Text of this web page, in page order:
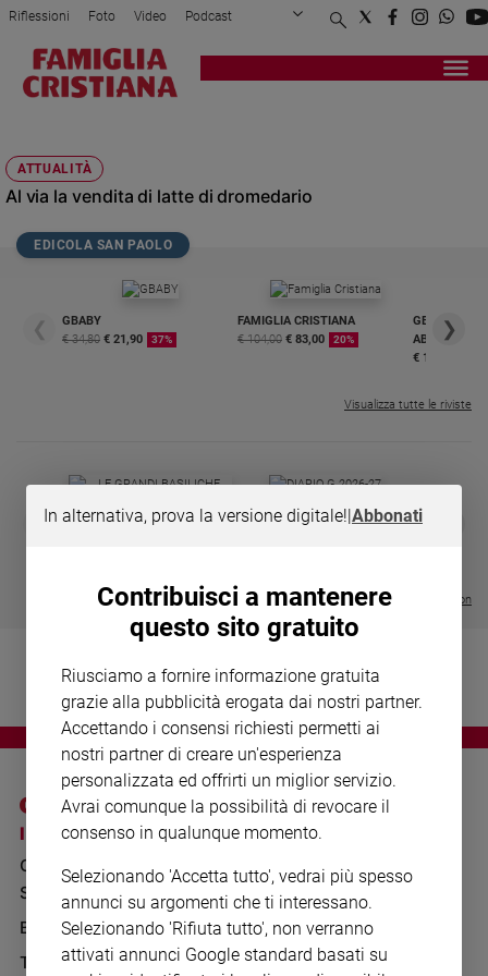
Attualità
Politica
Mondo
Legalità
Sport
Chiesa
Chiesa
Devozione
Parola
giorno
giorno
e
valori
Riflessioni Foto Video Podcast
Privacy Policy Chi siamo
Registrati Redazione
ATTUALITÀ
Al via la vendita di latte di dromedario
EDICOLA SAN PAOLO
❮
GBABY
€ 34,80 € 21,90 37%
FAMIGLIA CRISTIANA
€ 104,00 € 83,00 20%
GBABY
€ 16,99
❯
Visualizza tutte le riviste
❮
DIARIO G 2026-27
COLLANA
Visualizza tutte le collection
I SITI SAN PAOLO
GRUPPO EDITORIALE
SAN PAOLO
BENESSERE
TELENOVA
NOTE LEGALI
PRIVACY POLICY
INFORMATIVA
WHISTLEBLOWING
SOCIAL
In alternativa, prova la versione digitale!|Abbonati
Contribuisci a mantenere
questo sito gratuito
Riusciamo a fornire informazione gratuita
grazie alla pubblicità erogata dai nostri partner.
Accettando i consensi richiesti permetti ai
nostri partner di creare un'esperienza
personalizzata ed offrirti un miglior servizio.
Avrai comunque la possibilità di revocare il
consenso in qualunque momento.
Selezionando 'Accetta tutto', vedrai più spesso
annunci su argomenti che ti interessano.
Selezionando 'Rifiuta tutto', non verranno
attivati annunci Google standard basati su